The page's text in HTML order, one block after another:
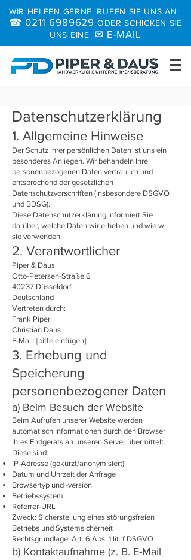
WIR HELFEN GERNE. RUFEN SIE UNS AN:
☎ 0211 6989629 ODER SCHICKEN SIE
UNS EINE
✉ E-MAIL
Datenschutzerklärung
1. Allgemeine Hinweise
Der Schutz Ihrer persönlichen Daten ist uns ein
besonderes Anliegen. Wir behandeln Ihre
personenbezogenen Daten vertraulich und
entsprechend der gesetzlichen
Datenschutzvorschriften (insbesondere DSGVO
und BDSG).
Diese Datenschutzerklärung informiert Sie
darüber, welche Daten wir erheben und wie wir
sie verwenden.
2. Verantwortlicher
Piper & Daus
Otto-Petersen-Straße 6
40237 Düsseldorf
Deutschland
Vertreten durch:
Frank Piper
Christian Daus
E-Mail: [bitte einfügen]
3. Erhebung und
Speicherung
personenbezogener Daten
a) Beim Besuch der Website
Beim Aufrufen unserer Website werden
automatisch Informationen durch den Browser
Ihres Endgeräts an unseren Server übermittelt.
Diese sind:
IP-Adresse (gekürzt/anonymisiert)
Datum und Uhrzeit der Anfrage
Browsertyp und -version
Betriebssystem
Referrer-URL
Zweck: Sicherstellung eines störungsfreien
Betriebs und Systemsicherheit
Rechtsgrundlage: Art. 6 Abs. 1 lit. f DSGVO
b) Kontaktaufnahme (z. B. E-Mail